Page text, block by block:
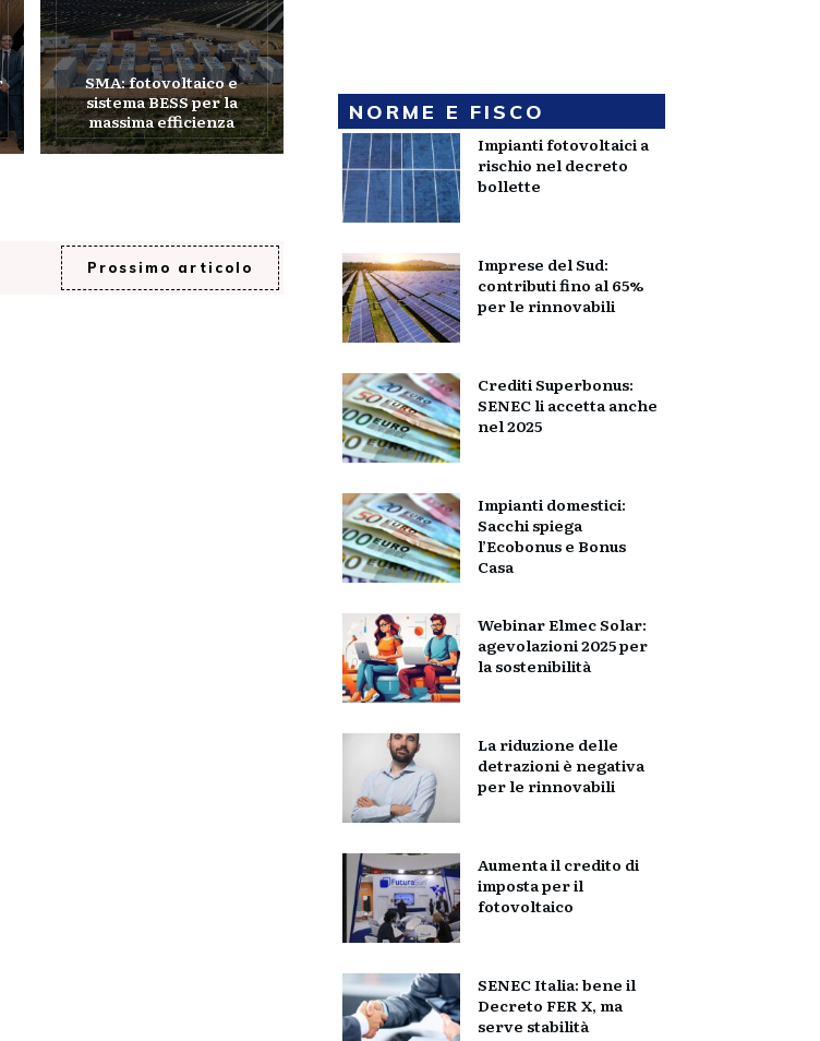
SMA: fotovoltaico e
sistema BESS per la
massima efficienza
Prossimo articolo
NORME E FISCO
Impianti fotovoltaici a
rischio nel decreto
bollette
Imprese del Sud:
contributi fino al 65%
per le rinnovabili
Crediti Superbonus:
SENEC li accetta anche
nel 2025
Impianti domestici:
Sacchi spiega
l’Ecobonus e Bonus
Casa
Webinar Elmec Solar:
agevolazioni 2025 per
la sostenibilità
La riduzione delle
detrazioni è negativa
per le rinnovabili
Aumenta il credito di
imposta per il
fotovoltaico
SENEC Italia: bene il
Decreto FER X, ma
serve stabilità